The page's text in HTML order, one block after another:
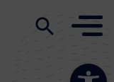
Ouvrir la